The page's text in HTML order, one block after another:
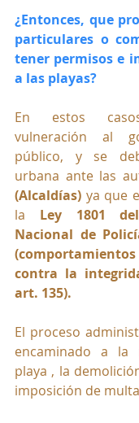
¿Entonces, que
particulares o
tener permisos e
a las playas?
En estos
vulneración al
público, y se
(Alcaldías) ya que
la
Ley 1801
Nacional de
contra la
art. 135).
El proceso
encaminado a la
playa , la
imposición de